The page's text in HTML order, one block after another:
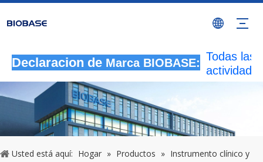
Declaracion de Marca BIOBASE: Todas las
BIOBASE
Usted está aquí: Hogar » Productos » Instrumento clínico y